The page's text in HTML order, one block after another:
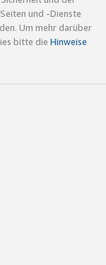
und -Dienste
Um mehr darüber
bitte die Hinweise